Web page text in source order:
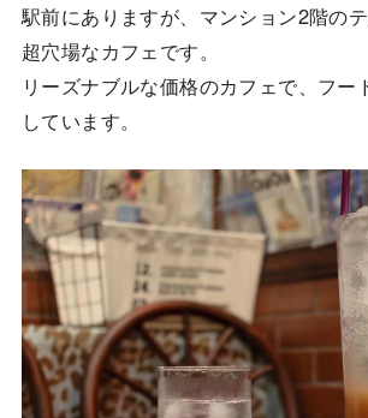
駅前にありますが、マンション2階のテ
超穴場なカフェです。
リーズナブルな価格のカフェで、フー
しています。